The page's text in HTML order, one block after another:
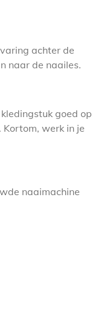
achter de
naar de naailes.
goed op
Kortom, werk in je
naaimachine